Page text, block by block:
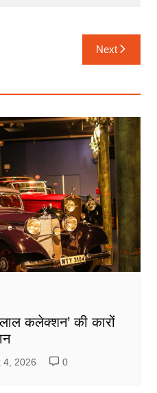
Next
कलेक्शन’ की कारों
4, 2026 0